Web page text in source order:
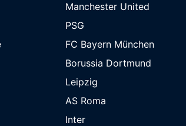
Manchester United
PSG
FC Bayern München
Borussia Dortmund
Leipzig
AS Roma
Inter